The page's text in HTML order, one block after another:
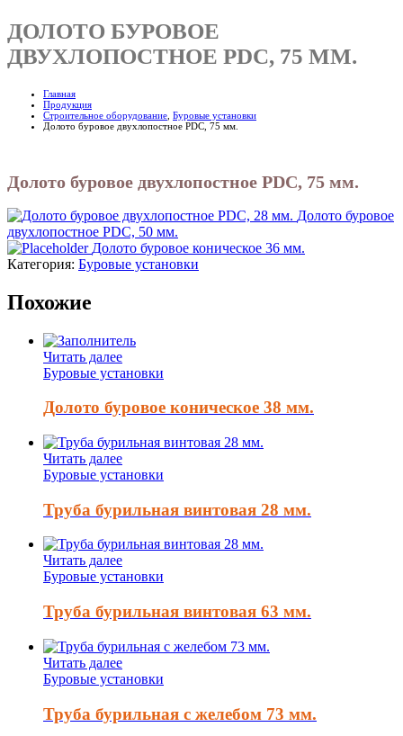
ДОЛОТО БУРОВОЕ
ДВУХЛОПОСТНОЕ PDC, 75 ММ.
Главная
Продукция
Строительное оборудование Буровые установки
Долото буровое двухлопостное PDC, 75 мм.
Долото буровое двухлопостное PDC, 75 мм.
Долото буровое
двухлопостное PDC, 50 мм.
Долото буровое коническое 36 мм.
Категория: Буровые установки
Похожие
Читать далее
Буровые установки
Долото буровое коническое 38 мм.
Читать далее
Буровые установки
Труба бурильная винтовая 28 мм.
Читать далее
Буровые установки
Труба бурильная винтовая 63 мм.
Читать далее
Буровые установки
Труба бурильная с желебом 73 мм.